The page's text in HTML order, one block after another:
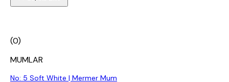
(0)
MUMLAR
No: 5 Soft White | Mermer Mum